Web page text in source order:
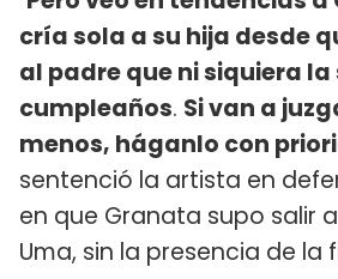
cría sola a su hija desde
al padre que ni siquiera
cumpleaños. Si van a
menos, háganlo con
sentenció la artista en
en que Granata supo salir
Uma, sin la presencia de la